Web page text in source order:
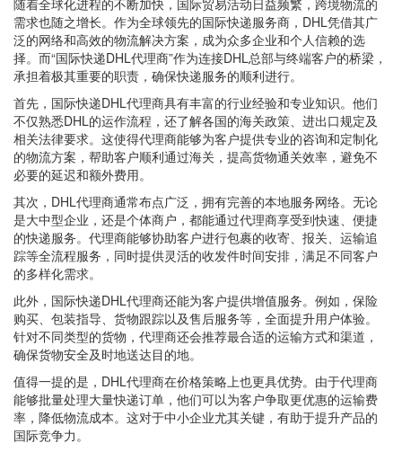
随着全球化进程的不断加快，国际贸易活动日益频繁，跨境物流的
需求也随之增长。作为全球领先的国际快递服务商，DHL凭借其广
泛的网络和高效的物流解决方案，成为众多企业和个人信赖的选
择。而“国际快递DHL代理商”作为连接DHL总部与终端客户的桥梁，
承担着极其重要的职责，确保快递服务的顺利进行。
首先，国际快递DHL代理商具有丰富的行业经验和专业知识。他们
不仅熟悉DHL的运作流程，还了解各国的海关政策、进出口规定及
相关法律要求。这使得代理商能够为客户提供专业的咨询和定制化
的物流方案，帮助客户顺利通过海关，提高货物通关效率，避免不
必要的延迟和额外费用。
其次，DHL代理商通常布点广泛，拥有完善的本地服务网络。无论
是大中型企业，还是个体商户，都能通过代理商享受到快速、便捷
的快递服务。代理商能够协助客户进行包裹的收寄、报关、运输追
踪等全流程服务，同时提供灵活的收发件时间安排，满足不同客户
的多样化需求。
此外，国际快递DHL代理商还能为客户提供增值服务。例如，保险
购买、包装指导、货物跟踪以及售后服务等，全面提升用户体验。
针对不同类型的货物，代理商还会推荐最合适的运输方式和渠道，
确保货物安全及时地送达目的地。
值得一提的是，DHL代理商在价格策略上也更具优势。由于代理商
能够批量处理大量快递订单，他们可以为客户争取更优惠的运输费
率，降低物流成本。这对于中小企业尤其关键，有助于提升产品的
国际竞争力。